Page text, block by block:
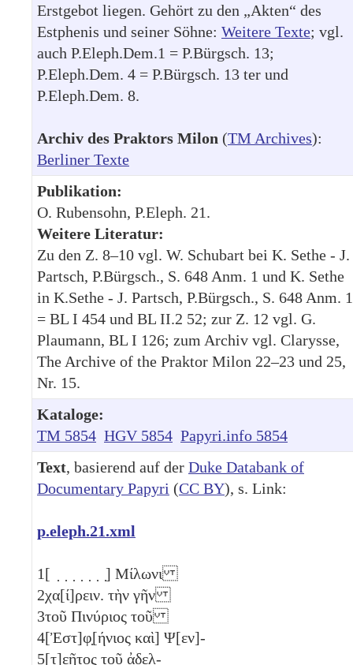
Erstgebot liegen. Gehört zu den „Akten“ des
Estphenis und seiner Söhne: Weitere Texte; vgl.
auch P.Eleph.Dem.1 = P.Bürgsch. 13;
P.Eleph.Dem. 4 = P.Bürgsch. 13 ter und
P.Eleph.Dem. 8.
Archiv des Praktors Milon (TM Archives):
Berliner Texte
Publikation:
O. Rubensohn, P.Eleph. 21.
Weitere Literatur:
Zu den Z. 8–10 vgl. W. Schubart bei K. Sethe - J.
Partsch, P.Bürgsch., S. 648 Anm. 1 und K. Sethe
in K.Sethe - J. Partsch, P.Bürgsch., S. 648 Anm. 1
= BL I 454 und BL II.2 52; zur Z. 12 vgl. G.
Plaumann, BL I 126; zum Archiv vgl. Clarysse,
The Archive of the Praktor Milon 22–23 und 25,
Nr. 15.
Kataloge:
TM 5854 HGV 5854 Papyri.info 5854
Text, basierend auf der Duke Databank of
Documentary Papyri (CC BY), s. Link:
p.eleph.21.xml
1[ ̣ ̣ ̣ ̣ ̣ ̣ ̣] Μίλωνι
2χα[ί]ρειν. τὴν γῆν
3τοῦ Πινύριος τοῦ
4[Ἐστ]φ̣[ήνιος καὶ] Ψ[εν]-
5[τ]ε̣ῆτος τοῦ ἀδελ-